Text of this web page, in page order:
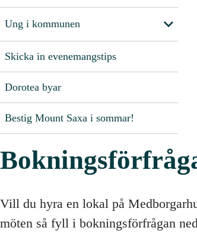
Ung i kommunen
Skicka in evenemangstips
Dorotea byar
Bestig Mount Saxa i sommar!
Vill du hyra en lokal på
möten så fyll i bokningsförfrågan